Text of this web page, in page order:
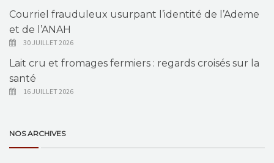
Courriel frauduleux usurpant l’identité de l’Ademe
et de l’ANAH
30 JUILLET 2026
Lait cru et fromages fermiers : regards croisés sur la
santé
16 JUILLET 2026
NOS ARCHIVES